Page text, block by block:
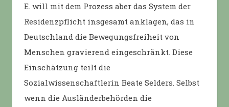
E. will mit dem Prozess aber das System der
Residenzpflicht insgesamt anklagen, das in
Deutschland die Bewegungsfreiheit von
Menschen gravierend eingeschränkt. Diese
Einschätzung teilt die
Sozialwissenschaftlerin Beate Selders. Selbst
wenn die Ausländerbehörden die